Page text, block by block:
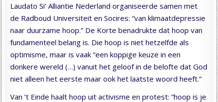
Laudato Si’ Alliantie Nederland organiseerde samen met
de Radboud Universiteit en Socires: “van klimaatdepressie
naar duurzame hoop.” De Korte benadrukte dat hoop van
fundamenteel belang is. Die hoop is niet hetzelfde als
optimisme, maar is vaak “een koppige keuze in een
donkere wereld (…) vanuit het geloof in de belofte dat God
niet alleen het eerste maar ook het laatste woord heeft.”
Van ’t Einde haalt hoop uit activisme en protest: “hoop is je